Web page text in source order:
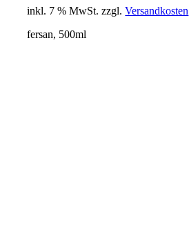
inkl. 7 % MwSt. zzgl.Versandkosten
fersan, 500ml